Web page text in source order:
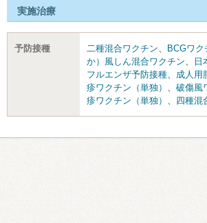
実施治療
予防接種 二種混合ワクチン、 BCGワク
か）風しん混合ワクチン、 日
フルエンザ予防接種、 成人用
疹ワクチン（単独） 、 破傷風
疹ワクチン（単独） 、 四種混